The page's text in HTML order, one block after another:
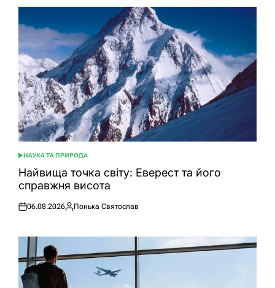
ОПУБЛІКУВАТИ
У
НАУКА ТА ПРИРОДА
Найвища точка світу: Еверест та його
справжня висота
Оприлюднено
06.08.2026
Опубліковано
Понька Святослав